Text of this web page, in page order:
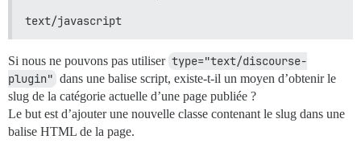
text/javascript
Si nous ne pouvons pas utiliser type="text/discourse-
plugin" dans une balise script, existe-t-il un moyen d’obtenir le
slug de la catégorie actuelle d’une page publiée ?
Le but est d’ajouter une nouvelle classe contenant le slug dans une
balise HTML de la page.